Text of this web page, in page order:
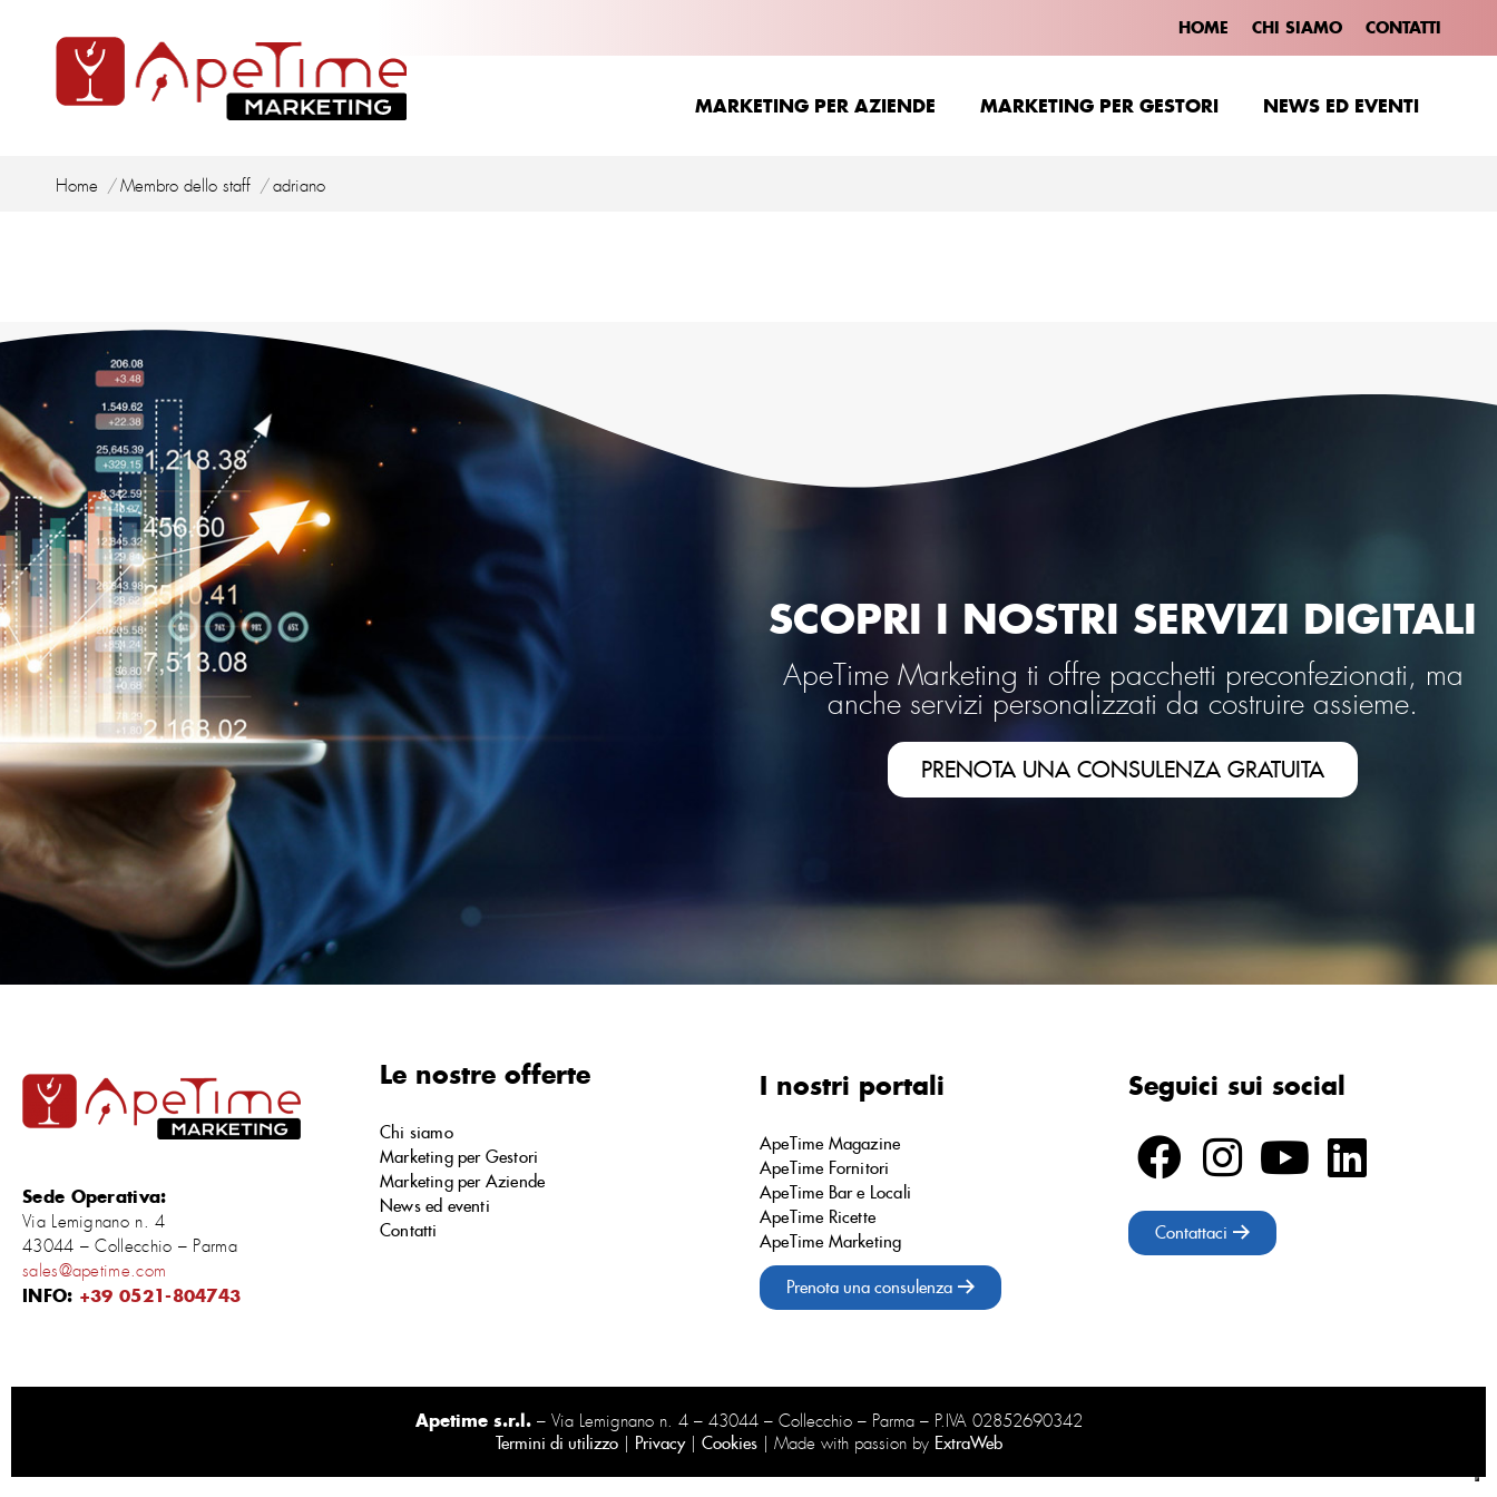
HOME CHI SIAMO CONTATTI
MARKETING PER AZIENDE MARKETING PER GESTORI NEWS ED EVENTI
Tu sei qui:
Home Membro dello staff adriano
SCOPRI I NOSTRI SERVIZI DIGITALI
ApeTime Marketing ti offre pacchetti preconfezionati, ma
anche servizi personalizzati da costruire assieme.
PRENOTA UNA CONSULENZA GRATUITA
Sede Operativa:
Via Lemignano n. 4
43044 – Collecchio – Parma
sales@apetime.com
INFO: +39 0521-804743
Le nostre offerte
Chi siamo
Marketing per Gestori
Marketing per Aziende
News ed eventi
Contatti
I nostri portali
ApeTime Magazine
ApeTime Fornitori
ApeTime Bar e Locali
ApeTime Ricette
ApeTime Marketing
Prenota una consulenza
Seguici sui social
Contattaci
Apetime s.r.l.– Via Lemignano n. 4 – 43044 – Collecchio – Parma – P.IVA 02852690342
Termini di utilizzo| Privacy| Cookies| Made with passion by ExtraWeb
MARKETING PER AZIENDE MARKETING PER GESTORI NEWS ED EVENTI